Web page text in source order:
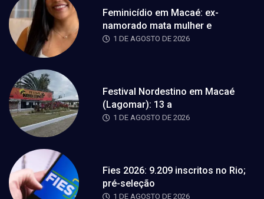
Feminicídio em Macaé: ex-
namorado mata mulher e
1 DE AGOSTO DE 2026
Festival Nordestino em Macaé
(Lagomar): 13 a
1 DE AGOSTO DE 2026
Fies 2026: 9.209 inscritos no Rio;
pré-seleção
1 DE AGOSTO DE 2026